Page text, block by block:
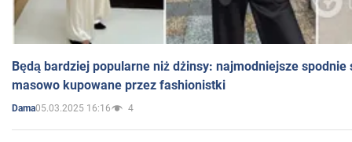
Będą bardziej popularne niż dżinsy: najmodniejsze spodnie
masowo kupowane przez fashionistki
Dama05.03.2025 16:16 4